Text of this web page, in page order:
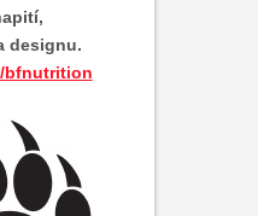
designu.
bfnutrition